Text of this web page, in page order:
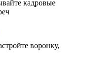
кадровые
воронку,